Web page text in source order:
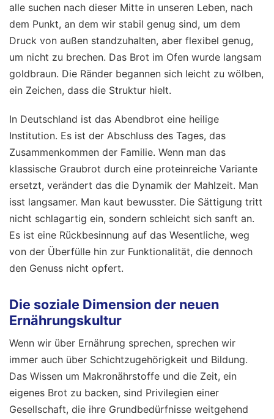
alle suchen nach dieser Mitte in unseren Leben, nach
dem Punkt, an dem wir stabil genug sind, um dem
Druck von außen standzuhalten, aber flexibel genug,
um nicht zu brechen. Das Brot im Ofen wurde langsam
goldbraun. Die Ränder begannen sich leicht zu wölben,
ein Zeichen, dass die Struktur hielt.
In Deutschland ist das Abendbrot eine heilige
Institution. Es ist der Abschluss des Tages, das
Zusammenkommen der Familie. Wenn man das
klassische Graubrot durch eine proteinreiche Variante
ersetzt, verändert das die Dynamik der Mahlzeit. Man
isst langsamer. Man kaut bewusster. Die Sättigung tritt
nicht schlagartig ein, sondern schleicht sich sanft an.
Es ist eine Rückbesinnung auf das Wesentliche, weg
von der Überfülle hin zur Funktionalität, die dennoch
den Genuss nicht opfert.
Die soziale Dimension der neuen
Ernährungskultur
Wenn wir über Ernährung sprechen, sprechen wir
immer auch über Schichtzugehörigkeit und Bildung.
Das Wissen um Makronährstoffe und die Zeit, ein
eigenes Brot zu backen, sind Privilegien einer
Gesellschaft, die ihre Grundbedürfnisse weitgehend